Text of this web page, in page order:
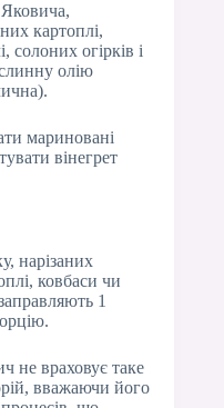
картоплі,
солоних огірків і
олію
мариновані
вінегрет
нарізаних
ковбаси чи
1
не враховує таке
вважаючи його